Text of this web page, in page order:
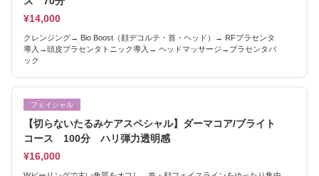
¥14,000
クレンジング→ Bio Boost（顔デコルテ・首・ヘッド）→ RFプラセンタ
導入→頭皮プラセンタトニック導入→ ヘッドマッサージ→プラセンタパ
ック
フェイシャル
【切らないたるみケアスペシャル】ダーマコア/ブライト
コース 100分 ハリ弾力透明感
¥16,000